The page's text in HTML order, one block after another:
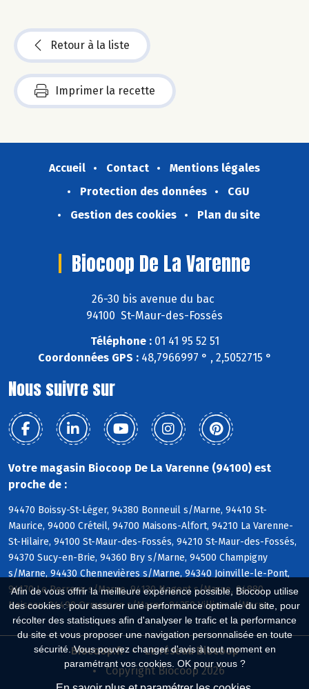
Afin de vous offrir la meilleure expérience possible, Biocoop utilise
des cookies : pour assurer une performance optimale du site, pour
récolter des statistiques afin d'analyser le trafic et la performance
du site et vous proposer une navigation personnalisée en toute
sécurité. Vous pouvez changer d'avis à tout moment en
paramétrant vos cookies. OK pour vous ?
Retour à la liste
Imprimer la recette
Accueil Contact
Mentions légales
Protection des données
CGU
Gestion des cookies
Plan du site
Biocoop De La Varenne
26-30 bis avenue du bac
94100 St-Maur-des-Fossés
Téléphone :01 41 95 52 51
Coordonnées GPS :48,7966997 ° , 2,5052715 °
Nous suivre sur
Votre magasin Biocoop De La Varenne (94100) est
proche de :
94470 Boissy-St-Léger, 94380 Bonneuil s/Marne, 94410 St-
Maurice, 94000 Créteil, 94700 Maisons-Alfort, 94210 La Varenne-
St-Hilaire, 94100 St-Maur-des-Fossés, 94210 St-Maur-des-Fossés,
94370 Sucy-en-Brie, 94360 Bry s/Marne, 94500 Champigny
s/Marne, 94430 Chennevières s/Marne, 94340 Joinville-le-Pont,
94170 Le Perreux s/Marne, 94130 Nogent s/Marne, 94880
Noiseau, 94490 Ormesson s/Marne, 94350 Villiers s/Marne
Biocoop.fr
Le réseau Biocoop
Copyright Biocoop 2026